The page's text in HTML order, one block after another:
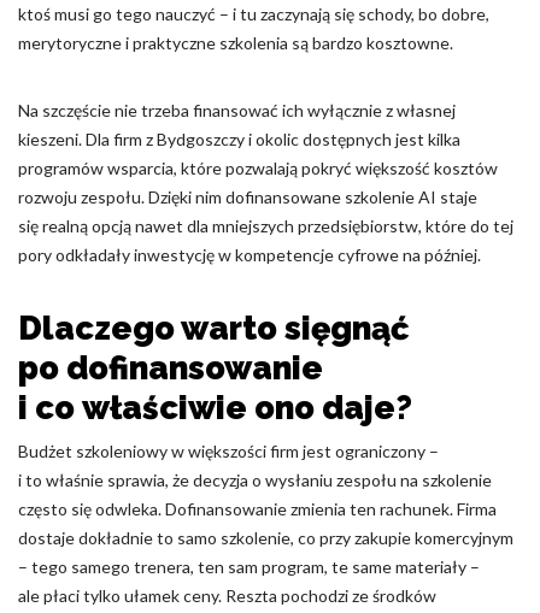
ktoś musi go tego nauczyć – i tu zaczynają się schody, bo dobre,
merytoryczne i praktyczne szkolenia są bardzo kosztowne.
Na szczęście nie trzeba finansować ich wyłącznie z własnej
kieszeni. Dla firm z Bydgoszczy i okolic dostępnych jest kilka
programów wsparcia, które pozwalają pokryć większość kosztów
rozwoju zespołu. Dzięki nim dofinansowane szkolenie AI staje
się realną opcją nawet dla mniejszych przedsiębiorstw, które do tej
pory odkładały inwestycję w kompetencje cyfrowe na później.
Dlaczego warto sięgnąć
po dofinansowanie
i co właściwie ono daje?
Budżet szkoleniowy w większości firm jest ograniczony –
i to właśnie sprawia, że decyzja o wysłaniu zespołu na szkolenie
często się odwleka. Dofinansowanie zmienia ten rachunek. Firma
dostaje dokładnie to samo szkolenie, co przy zakupie komercyjnym
– tego samego trenera, ten sam program, te same materiały –
ale płaci tylko ułamek ceny. Reszta pochodzi ze środków
Nieklasyfikowane pliki cookie, to pliki, które są w procesie
klasyfikowania, wraz z dostawcami poszczególnych ciasteczek.
Odrzuć
Zapisz moje preferencje
Akceptuj wszystko